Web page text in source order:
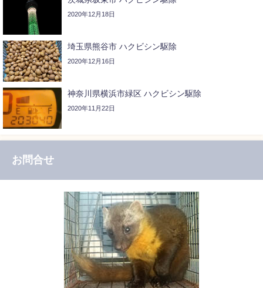
2020年12月18日
埼玉県熊谷市 ハクビシン駆除
2020年12月16日
神奈川県横浜市緑区 ハクビシン駆除
2020年11月22日
お問合せ